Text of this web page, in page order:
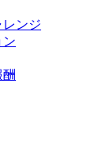
ンジ
ン